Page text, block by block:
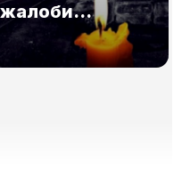
жалоби…